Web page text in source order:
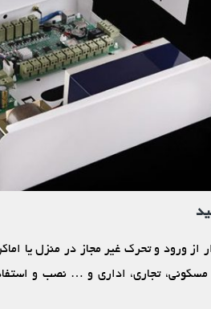
از ورود و تحرک غیر مجاز در منزل یا
مسکونی، تجاری، اداری و … نصب و